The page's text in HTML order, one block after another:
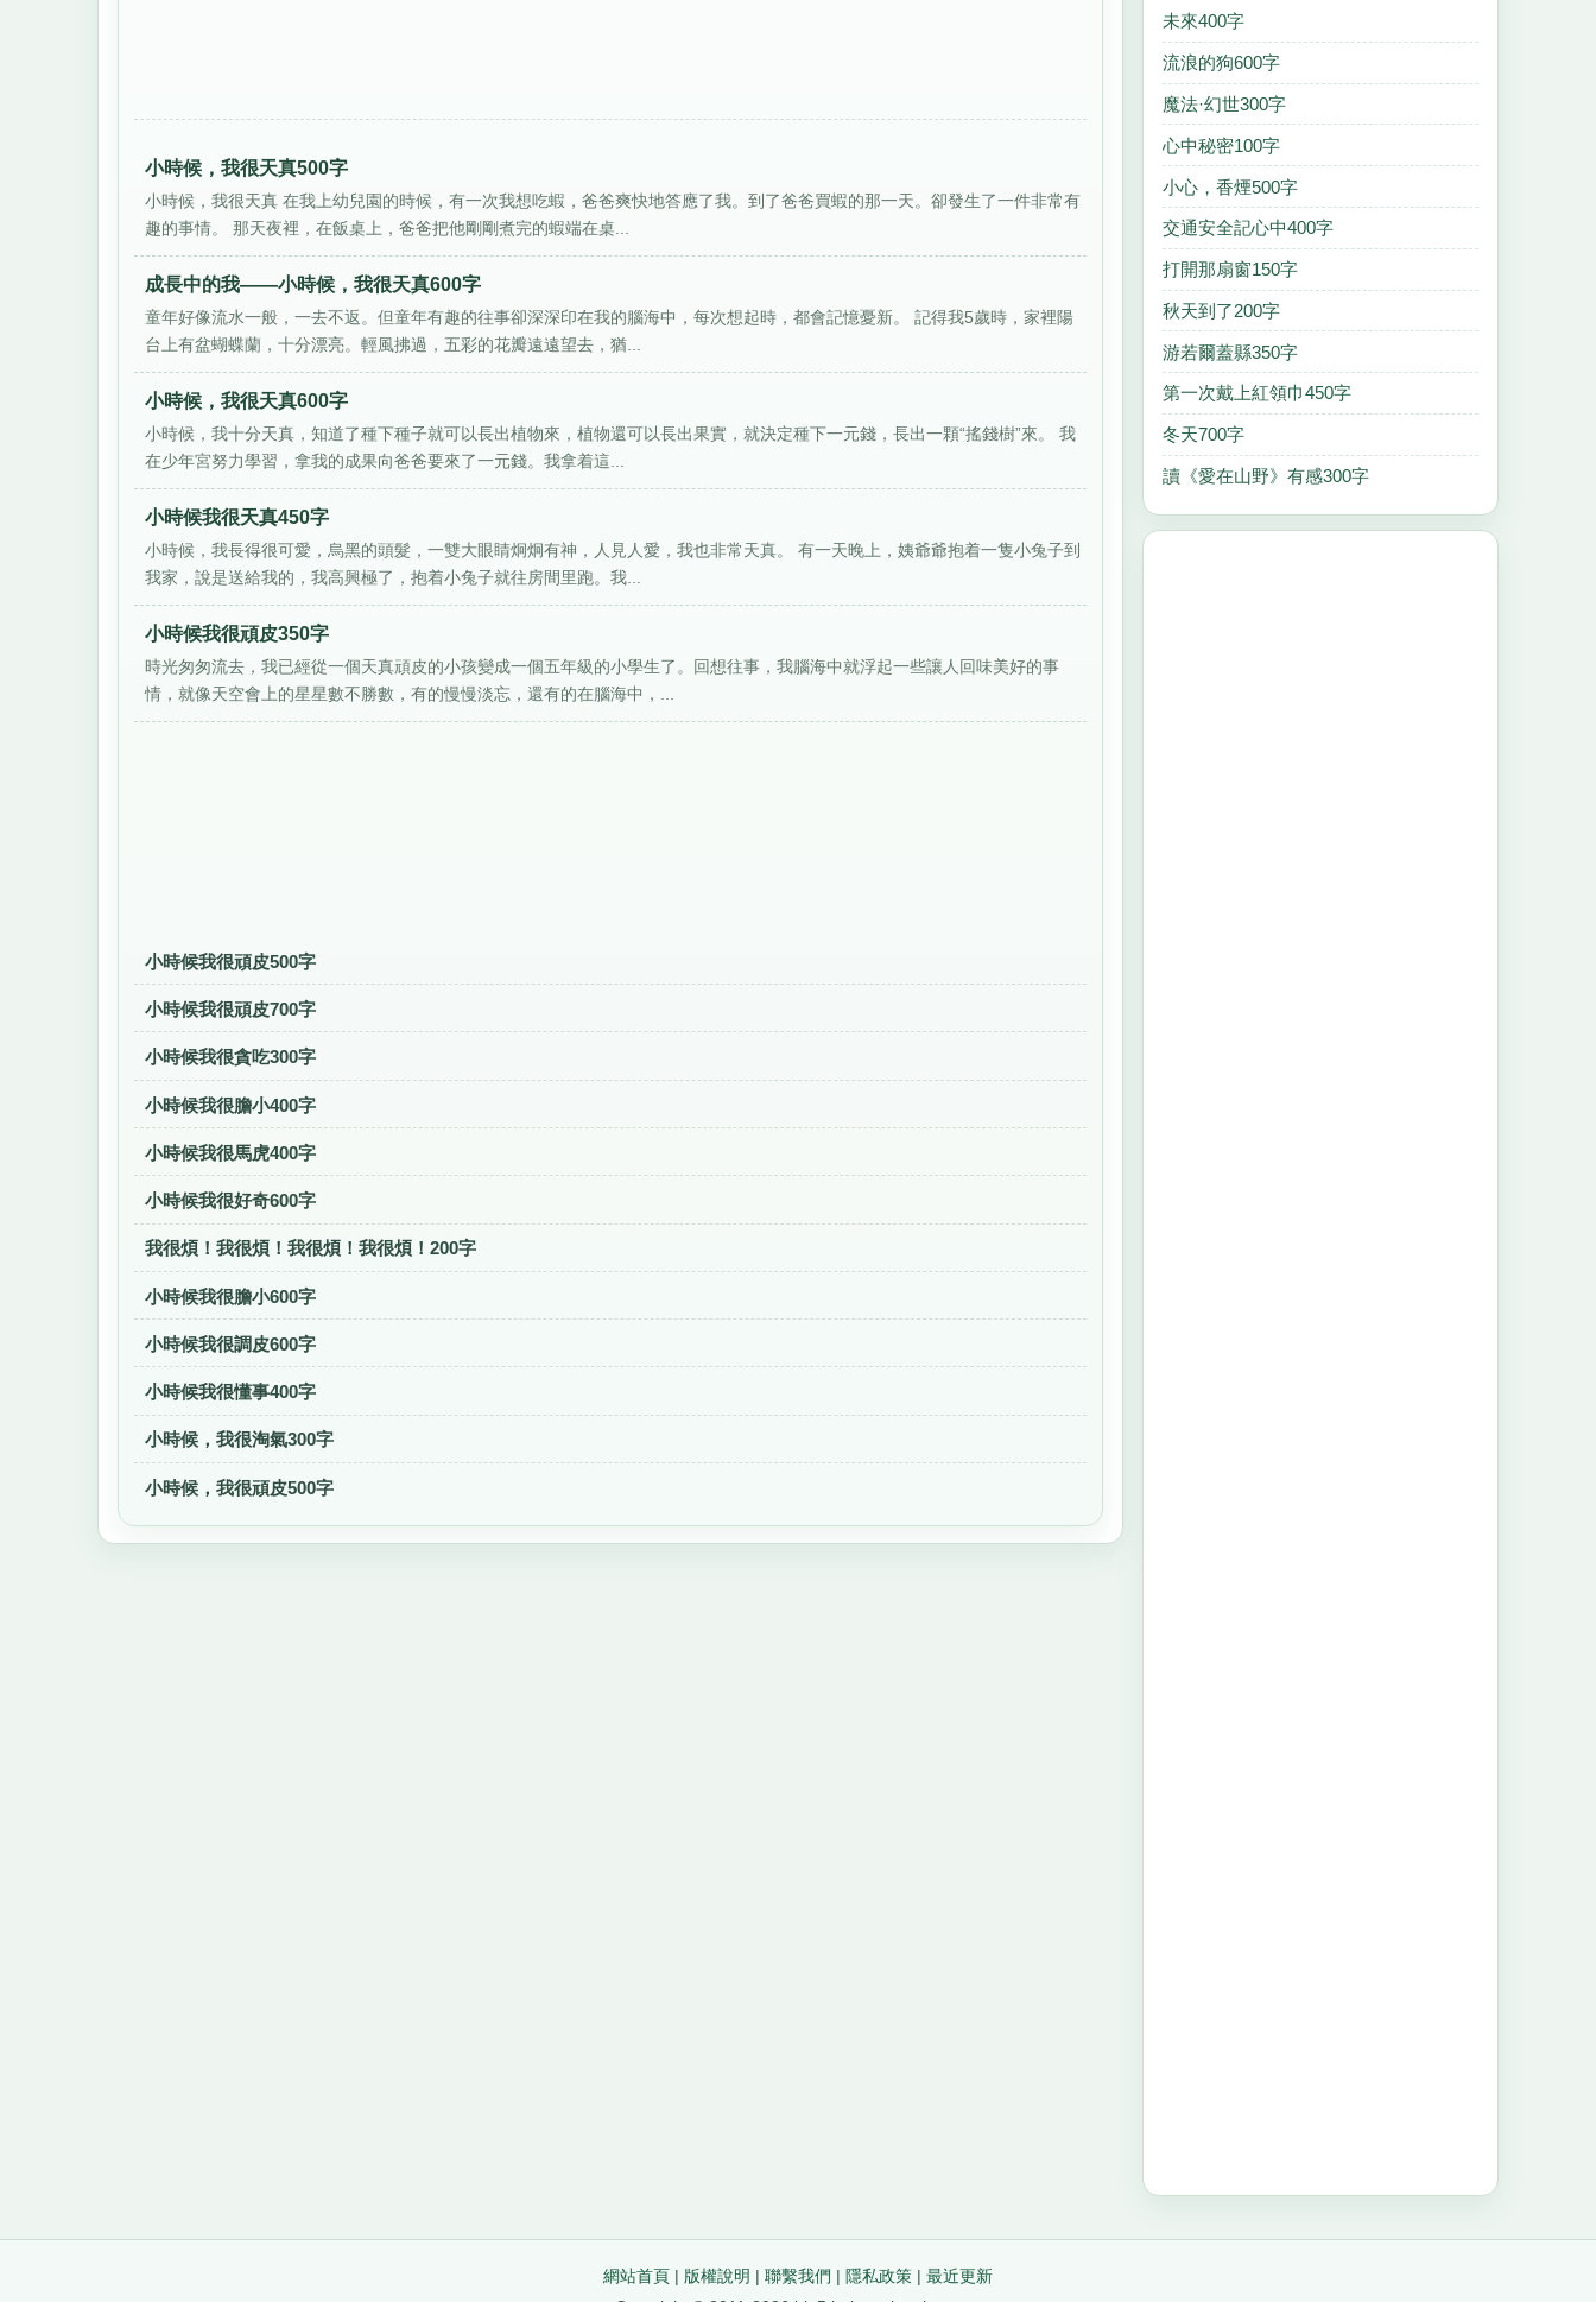
小時候，我很天真500字
小時候，我很天真 在我上幼兒園的時候，有一次我想吃蝦，爸爸爽快地答應了我。到了爸爸買蝦的那一天。卻發生了一件非常有
趣的事情。 那天夜裡，在飯桌上，爸爸把他剛剛煮完的蝦端在桌...
成長中的我——小時候，我很天真600字
童年好像流水一般，一去不返。但童年有趣的往事卻深深印在我的腦海中，每次想起時，都會記憶憂新。 記得我5歲時，家裡陽
台上有盆蝴蝶蘭，十分漂亮。輕風拂過，五彩的花瓣遠遠望去，猶...
小時候，我很天真600字
小時候，我十分天真，知道了種下種子就可以長出植物來，植物還可以長出果實，就決定種下一元錢，長出一顆“搖錢樹”來。 我
在少年宮努力學習，拿我的成果向爸爸要來了一元錢。我拿着這...
小時候我很天真450字
小時候，我長得很可愛，烏黑的頭髮，一雙大眼睛炯炯有神，人見人愛，我也非常天真。 有一天晚上，姨爺爺抱着一隻小兔子到
我家，說是送給我的，我高興極了，抱着小兔子就往房間里跑。我...
小時候我很頑皮350字
時光匆匆流去，我已經從一個天真頑皮的小孩變成一個五年級的小學生了。回想往事，我腦海中就浮起一些讓人回味美好的事
情，就像天空會上的星星數不勝數，有的慢慢淡忘，還有的在腦海中，...
小時候我很頑皮500字
小時候我很頑皮700字
小時候我很貪吃300字
小時候我很膽小400字
小時候我很馬虎400字
小時候我很好奇600字
我很煩！我很煩！我很煩！我很煩！200字
小時候我很膽小600字
小時候我很調皮600字
小時候我很懂事400字
小時候，我很淘氣300字
小時候，我很頑皮500字
未來400字
流浪的狗600字
魔法·幻世300字
心中秘密100字
小心，香煙500字
交通安全記心中400字
打開那扇窗150字
秋天到了200字
游若爾蓋縣350字
第一次戴上紅領巾450字
冬天700字
讀《愛在山野》有感300字
網站首頁 | 版權說明 | 聯繫我們 | 隱私政策 | 最近更新